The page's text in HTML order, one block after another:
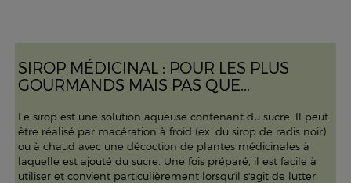
SIROP MÉDICINAL : POUR LES PLUS
GOURMANDS MAIS PAS QUE...
Le sirop est une solution aqueuse contenant du sucre. Il peut
être réalisé par macération à froid (ex. du sirop de radis noir)
ou à chaud avec une décoction de plantes médicinales à
laquelle est ajouté du sucre. Une fois préparé, il est facile à
utiliser et convient particulièrement lorsqu'il s'agit de lutter